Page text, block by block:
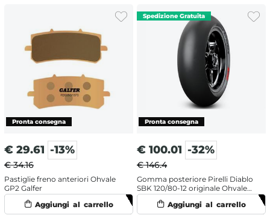
€ 29.61 -13%
€ 34.16
Pastiglie freno anteriori Ohvale
GP2 Galfer
€ 100.01 -32%
€ 146.4
Gomma posteriore Pirelli Diablo
SBK 120/80-12 originale Ohvale
GP2 (2021-2025)